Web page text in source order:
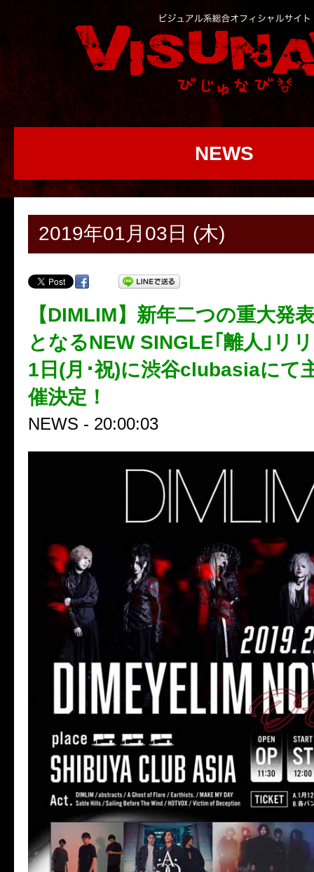
NEWS
2019年01月03日 (木)
【DIMLIM】新年二つの重大発
となるNEW SINGLE｢離人｣リ
1日(月･祝)に渋谷clubasiaにて
催決定！
NEWS - 20:00:03